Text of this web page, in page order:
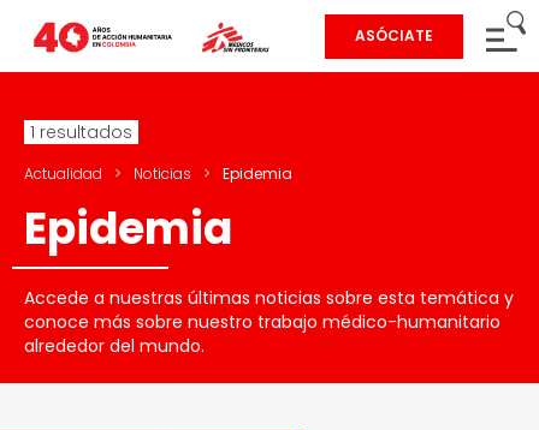
ASÓCIATE
1 resultados
Actualidad > Noticias > Epidemia
Epidemia
Accede a nuestras últimas noticias sobre esta temática y
conoce más sobre nuestro trabajo médico-humanitario
alrededor del mundo.